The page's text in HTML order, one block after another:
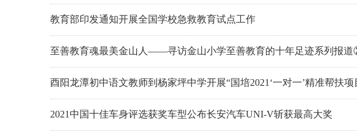
教育部印发通知开展全国学校急救教育试点工作
至善教育魂最美金山人——寻访金山小学至善教育的十年足迹系列报道
酉阳龙潭初中语文教师到杨家坪中学开展“国培2021‘一对一’精准帮扶项
2021中国十佳车身评选获奖车型公布长安汽车UNI-V斩获最高大奖